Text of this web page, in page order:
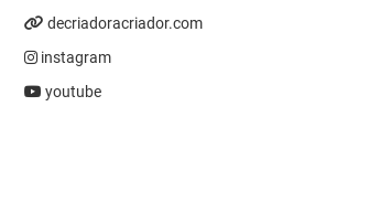
decriadoracriador.com
instagram
youtube